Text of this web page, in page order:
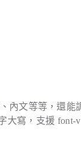
內文等等，還
大寫，支援 font-